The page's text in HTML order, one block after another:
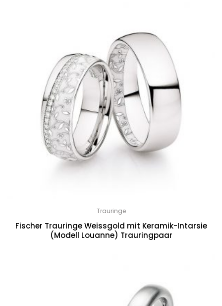
Trauringe
Fischer Trauringe Weissgold mit Keramik-Intarsie
(Modell Louanne) Trauringpaar